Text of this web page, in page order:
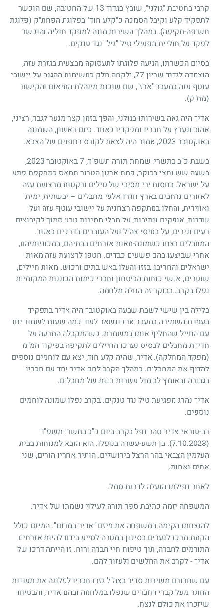
קרבי בחטיבת "גולני", שובץ בגדוד 13 של החטיבה, שם הוכשר
לתפקיד קלע וקיבל הסמכה כ"קלע חוד" בפלוגת הפחת"ק (פלוגת
חשיפה-תקיפה). במהלך השירות מונה למפקד חוליה והוכשר
לפקד על חוליית מפעילי טיל "גיל" נגד טנקים.
בסיום הכשרתו, הגיעה פלוגתו לתעסוקה מבצעית בגזרת עזה,
הוצמדה לגדוד שריון 77, ולקחה חלק במשימות ההגנה על יישובי
עוטף עזה במעבר "ארז", שם שוכנת מינהלת התיאום והקישור
(מת"ק).
אדיר היה גאה בשירותו בגולני, והפך בזמן קצר מנער לגבר, רציני,
אהוב ונערץ על חבריו ומפקדיו כאחד. ביום ראשון, השמונה
באוקטובר 2023, אמור היה לצאת לקורס רחפנים של הצבא.
בשבת כ"ב בתשרי, שמחת תורה תשפ"ד, 7 באוקטובר 2023,
בשעה שש וחצי בבוקר, פתח ארגון הטרור חמאס במתקפת פתע
על ישראל. בחסות ירי מסיבי של טילים ורקטות מרצועת עזה
לאזורים נרחבים בארץ חדרו אלפי מחבלים – יבשתית, ימית
ואווירית, והחלו במתקפה רצחנית על יישובי עוטף עזה ועל
שדרות, אופקים ונתיבות, על מבלי מסיבות טבע סמוך לקיבוצים
רעים ונירים, על בסיסי צה"ל ועל העוברים בדרכים באזור.
המחבלים רצחו כשמונה-מאות אזרחים בבתיהם, במכוניותיהם,
אחרי שביצעו בהם פשעים כבדים. חטפו לרצועת עזה מאות
ישראלים והחריבו, בזזו והעלו באש בתים ורכוש. מאות חיילים,
שוטרים, אנשי כוחות הביטחון וחברי כיתות הכוננות המקומיות
נפלו בקרב. בבוקר זה החלה מלחמה.
בלילה בין שישי לשבת שבעה באוקטובר היה אדיר בתפקיד
בעמדת השמירה במעבר ארז ונשאר לעוד כמה שעות לשמור יחד
עם החייל שהחליף אותו במשמרת. כשהתקבלה התרעה על
חדירת מחבלים לבסיס נערכו החיילים לתקיפה בפיקוד המ"מ
(מפקד המחלקה). אדיר, שהיה קלע חוד, יצא עם לוחמים נוספים
להדוף את המחבלים. במהלך הקרב לחם אדיר יחד עם חבריו
בגבורה ובאומץ לב מול עשרות רבות של מחבלים.
אדיר נהרג מפגיעת טיל נגד טנקים. בקרב נפלו שמונה לוחמים
נוספים.
רב-טוראי אדיר טהר נפל בקרב ביום כ"ב בתשרי תשפ"ד
(7.10.2023)
. בן תשע-עשרה בנופלו. הוא הובא למנוחות בבית
העלמין הצבאי בהר הרצל בירושלים. הותיר אחריו הורים, שני
אחים ואחות.
לאחר נפילתו הועלה לדרגת סמל.
המשפחה יזמה כתיבת ספר תורה לעילוי נשמתו של אדיר.
להנצחתו הקימה המשפחה את מיזם "אדיר במרום". המיזם כולל
הקמת מרכז לנערים בסיכון במטרה לסייע בידם להיות אזרחים
התורמים לחברה, תוך טיפוח חיי חברה ורוח. זו הייתה דרכו של
אדיר - לקרב את החלשים ולעזור להם.
עם שחרורם משירות סדיר בצה"ל גזרו חבריו לפלוגה את תעודות
החוגר מעל קברי החברים שנפלו במלחמה ובהם אדיר, והבטיחו
שיזכרו את כולם לנצח.